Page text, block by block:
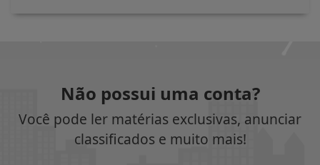
Não possui uma conta?
Você pode ler matérias exclusivas, anunciar
classificados e muito mais!